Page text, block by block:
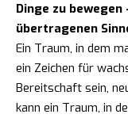
Dinge zu
übertragenen
Ein Traum, in dem
ein Zeichen für
Bereitschaft sein,
kann ein Traum, in